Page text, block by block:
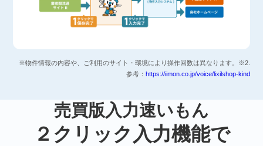
※物件情報の内容や、ご利用のサイト・環境により操作回数は異なります。※2.
参考： https://iimon.co.jp/voice/lixilshop-kind
売買版入力速いもん
２クリック入力機能で